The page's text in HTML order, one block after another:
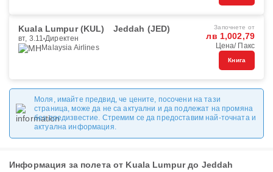
Kuala Lumpur (KUL) Jeddah (JED)
вт, 3.11 Директен
Malaysia Airlines
Започнете от
лв 1,002,79
Цена/ Пакс
Книга
Моля, имайте предвид, че цените, посочени на тази
страница, може да не са актуални и да подлежат на промяна
без предизвестие. Стремим се да предоставим най-точната и
актуална информация.
Информация за полета от Kuala Lumpur до Jeddah